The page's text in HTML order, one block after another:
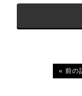
« 前の